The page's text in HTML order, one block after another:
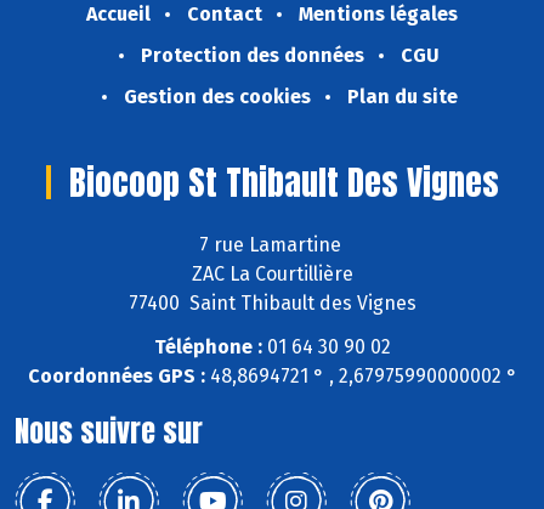
Accueil Contact
Mentions légales
Protection des données
CGU
Gestion des cookies
Plan du site
Biocoop St Thibault Des Vignes
7 rue Lamartine
ZAC La Courtillière
77400 Saint Thibault des Vignes
Téléphone :01 64 30 90 02
Coordonnées GPS :48,8694721 ° , 2,67975990000002 °
Nous suivre sur